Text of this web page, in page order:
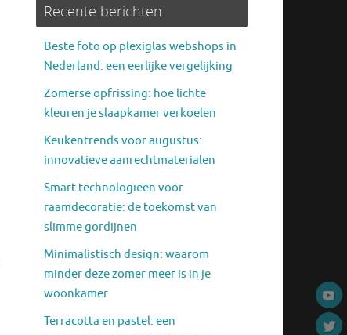
Recente berichten
Beste foto op plexiglas webshops in
Nederland: een eerlijke vergelijking
Zomerse opfrissing: hoe lichte
kleuren je slaapkamer verkoelen
Keukentrends voor augustus:
innovatieve aanrechtmaterialen
Smart technologieën voor
raamdecoratie: de toekomst van
slimme gordijnen
Minimalistisch design: waarom
minder deze zomer meer is in je
woonkamer
Terracotta en pastel: een